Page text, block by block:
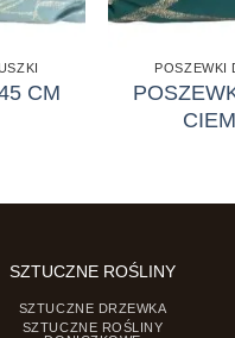
CM
POSZEWKI
SZTUCZNE ROŚLINY
SZTUCZNE DRZEWKA
SZTUCZNE ROŚLINY